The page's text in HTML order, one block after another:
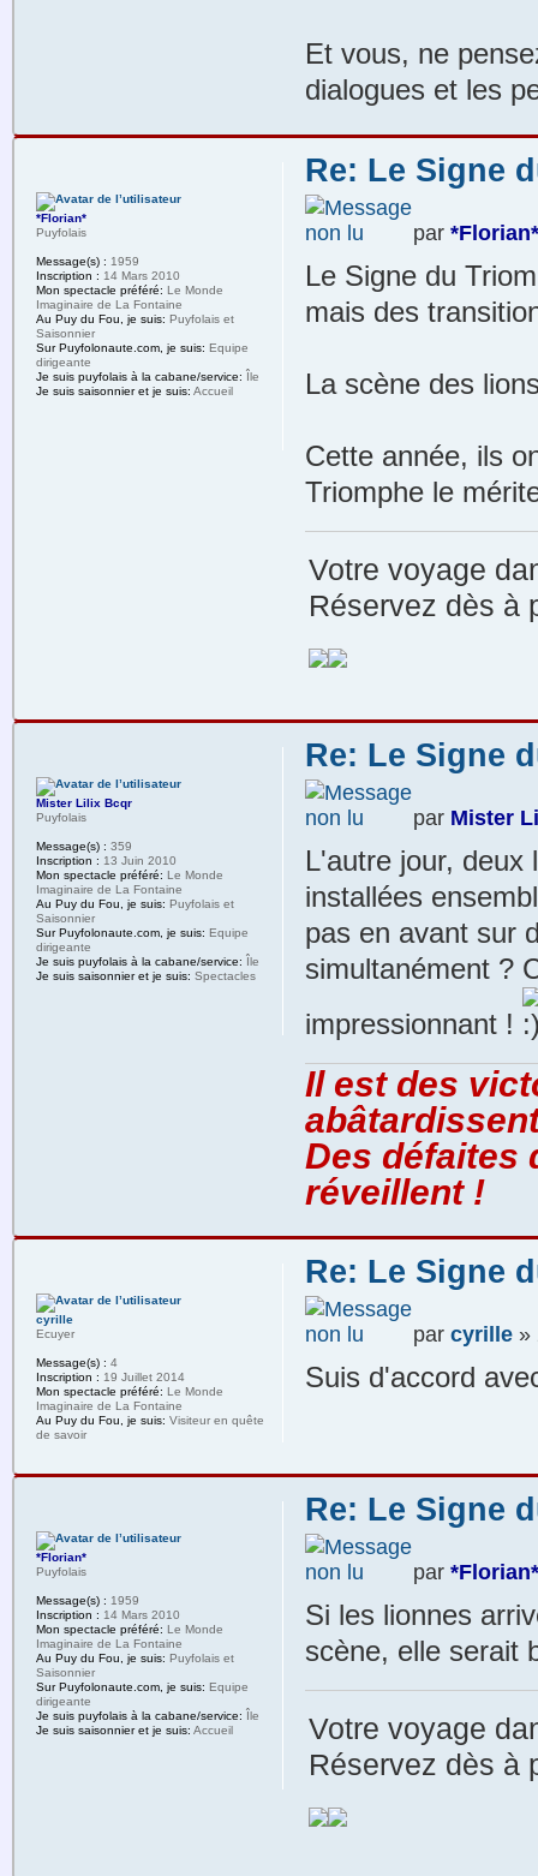
Et vous, ne
dialogues et les
Re: Le Signe
par *Florian*
Le Signe du
mais des
La scène des
Cette année, ils
Triomphe le
Votre voyage
Réservez dès à
*Florian*
Puyfolais
Message(s) : 1959
Inscription : 14 Mars 2010
Mon spectacle préféré: Le Monde
Imaginaire de La Fontaine
Au Puy du Fou, je suis: Puyfolais et
Saisonnier
Sur Puyfolonaute.com, je suis: Equipe
dirigeante
Je suis puyfolais à la cabane/service: Île
Je suis saisonnier et je suis: Accueil
Re: Le Signe
par Mister
L'autre jour, deux
installées
pas en avant sur
simultanément ?
impressionnant !
Il est des
Des défaites
réveillent !
Mister Lilix Bcqr
Puyfolais
Message(s) : 359
Inscription : 13 Juin 2010
Mon spectacle préféré: Le Monde
Imaginaire de La Fontaine
Au Puy du Fou, je suis: Puyfolais et
Saisonnier
Sur Puyfolonaute.com, je suis: Equipe
dirigeante
Je suis puyfolais à la cabane/service: Île
Je suis saisonnier et je suis: Spectacles
Re: Le Signe
par cyrille»
Suis d'accord
cyrille
Ecuyer
Message(s) : 4
Inscription : 19 Juillet 2014
Mon spectacle préféré: Le Monde
Imaginaire de La Fontaine
Au Puy du Fou, je suis: Visiteur en quête
de savoir
Re: Le Signe
par *Florian*
Si les lionnes
scène, elle serait
Votre voyage
Réservez dès à
*Florian*
Puyfolais
Message(s) : 1959
Inscription : 14 Mars 2010
Mon spectacle préféré: Le Monde
Imaginaire de La Fontaine
Au Puy du Fou, je suis: Puyfolais et
Saisonnier
Sur Puyfolonaute.com, je suis: Equipe
dirigeante
Je suis puyfolais à la cabane/service: Île
Je suis saisonnier et je suis: Accueil